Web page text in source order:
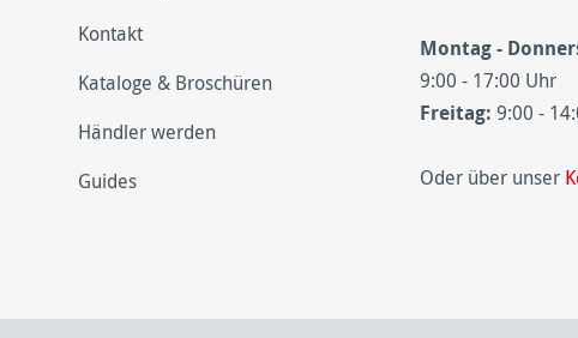
Kontakt
Kataloge & Broschüren
Händler werden
Guides
Montag -
9:00 - 17:00 Uhr
Freitag: 9:00 -
Oder über unser